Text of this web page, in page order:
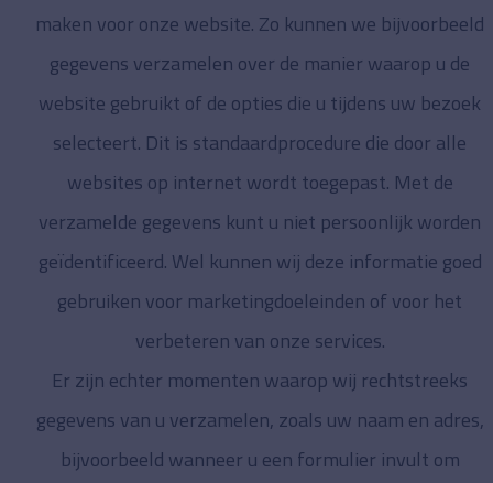
maken voor onze website. Zo kunnen we bijvoorbeeld
gegevens verzamelen over de manier waarop u de
website gebruikt of de opties die u tijdens uw bezoek
selecteert. Dit is standaardprocedure die door alle
websites op internet wordt toegepast. Met de
verzamelde gegevens kunt u niet persoonlijk worden
geïdentificeerd. Wel kunnen wij deze informatie goed
gebruiken voor marketingdoeleinden of voor het
verbeteren van onze services.
Er zijn echter momenten waarop wij rechtstreeks
gegevens van u verzamelen, zoals uw naam en adres,
bijvoorbeeld wanneer u een formulier invult om